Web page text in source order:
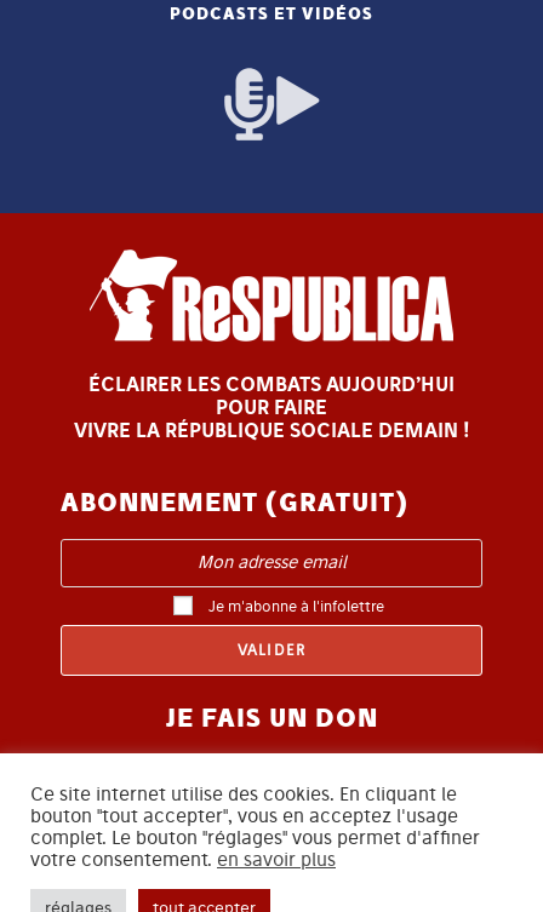
PODCASTS ET VIDÉOS
ÉCLAIRER LES COMBATS AUJOURD’HUI
POUR FAIRE
VIVRE LA RÉPUBLIQUE SOCIALE DEMAIN !
ABONNEMENT (GRATUIT)
Je m'abonne à l'infolettre
JE FAIS UN DON
SUIVEZ-NOUS
Ce site internet utilise des cookies. En cliquant le
bouton "tout accepter", vous en acceptez l'usage
complet. Le bouton "réglages" vous permet d'affiner
votre consentement. en savoir plus
réglages tout accepter